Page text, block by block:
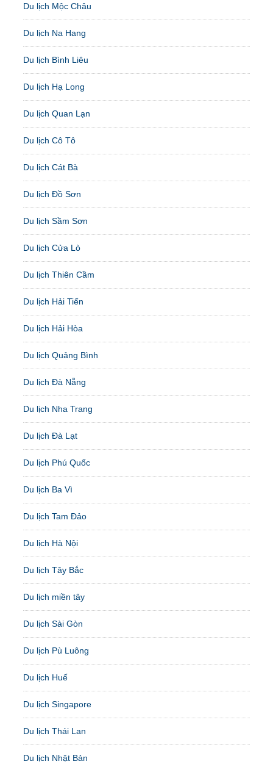
Du lịch Mộc Châu
Du lịch Na Hang
Du lịch Bình Liêu
Du lịch Hạ Long
Du lịch Quan Lạn
Du lịch Cô Tô
Du lịch Cát Bà
Du lịch Đồ Sơn
Du lịch Sầm Sơn
Du lịch Cửa Lò
Du lịch Thiên Cầm
Du lịch Hải Tiến
Du lịch Hải Hòa
Du lịch Quảng Bình
Du lịch Đà Nẵng
Du lịch Nha Trang
Du lịch Đà Lạt
Du lịch Phú Quốc
Du lịch Ba Vì
Du lịch Tam Đảo
Du lịch Hà Nội
Du lịch Tây Bắc
Du lịch miền tây
Du lịch Sài Gòn
Du lịch Pù Luông
Du lịch Huế
Du lịch Singapore
Du lịch Thái Lan
Du lịch Nhật Bản